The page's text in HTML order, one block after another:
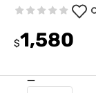
$1,580